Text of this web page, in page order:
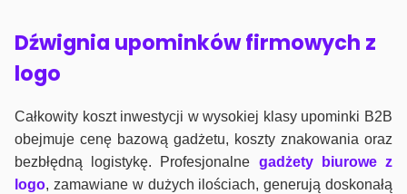
Dźwignia upominków firmowych z
logo
Całkowity koszt inwestycji w wysokiej klasy upominki B2B
obejmuje cenę bazową gadżetu, koszty znakowania oraz
bezbłędną logistykę. Profesjonalne gadżety biurowe z
logo, zamawiane w dużych ilościach, generują doskonałą